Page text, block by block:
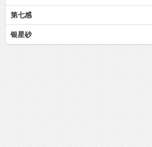
第七感
银星砂